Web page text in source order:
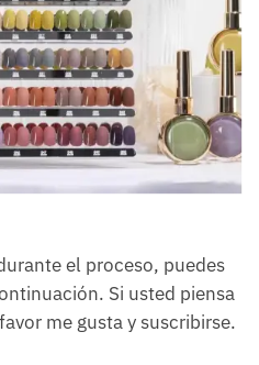
el proceso, puedes
Si usted piensa
me gusta y suscribirse.